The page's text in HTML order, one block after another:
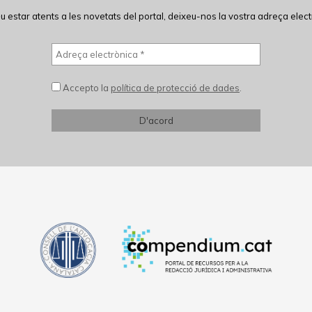
estar atents a les novetats del portal, deixeu-nos la vostra adreça
Accepto la política de protecció de dades